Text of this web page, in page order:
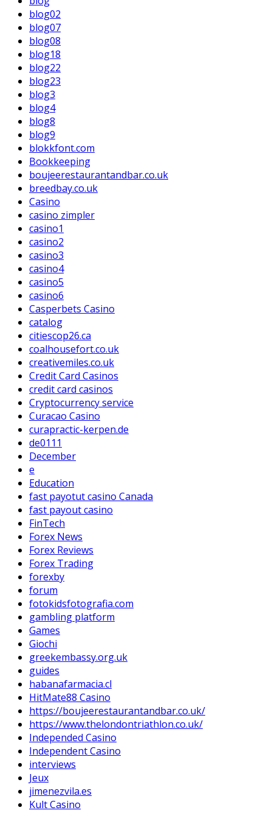
blog02
blog07
blog08
blog18
blog22
blog23
blog3
blog4
blog8
blog9
blokkfont.com
Bookkeeping
boujeerestaurantandbar.co.uk
breedbay.co.uk
Casino
casino zimpler
casino1
casino2
casino3
casino4
casino5
casino6
Casperbets Casino
catalog
citiescop26.ca
coalhousefort.co.uk
creativemiles.co.uk
Credit Card Casinos
credit card casinos
Cryptocurrency service
Curacao Casino
curapractic-kerpen.de
de0111
December
e
Education
fast payotut casino Canada
fast payout casino
FinTech
Forex News
Forex Reviews
Forex Trading
forexby
forum
fotokidsfotografia.com
gambling platform
Games
Giochi
greekembassy.org.uk
guides
habanafarmacia.cl
HitMate88 Casino
https://boujeerestaurantandbar.co.uk/
https://www.thelondontriathlon.co.uk/
Independed Casino
Independent Casino
interviews
Jeux
jimenezvila.es
Kult Casino